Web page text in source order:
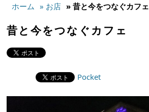
ホーム » お店 » 昔と今をつなぐカフェ
昔と今をつなぐカフェ
Pocket